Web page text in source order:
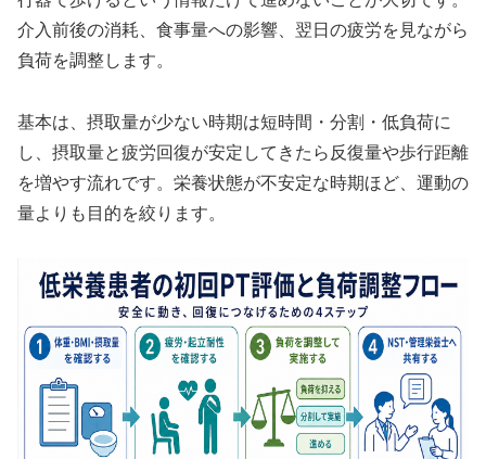
介入前後の消耗、食事量への影響、翌日の疲労を見ながら
負荷を調整します。
基本は、摂取量が少ない時期は短時間・分割・低負荷に
し、摂取量と疲労回復が安定してきたら反復量や歩行距離
を増やす流れです。栄養状態が不安定な時期ほど、運動の
量よりも目的を絞ります。